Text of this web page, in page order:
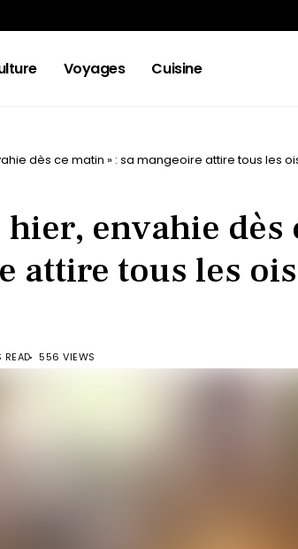
Voyages Cuisine
dès ce matin » : sa mangeoire attire tous les
hier, envahie dès
attire tous les
556 VIEWS